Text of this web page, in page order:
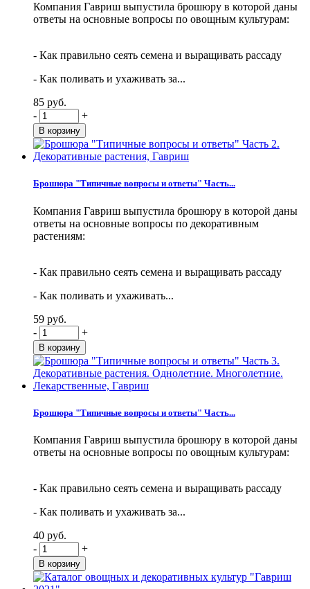
Компания Гавриш выпустила брошюру в которой даны
ответы на основные вопросы по овощным культурам:
- Как правильно сеять семена и выращивать рассаду
- Как поливать и ухаживать за...
85 руб.
-
+
Брошюра "Типичные вопросы и ответы" Часть...
Компания Гавриш выпустила брошюру в которой даны
ответы на основные вопросы по декоративным
растениям:
- Как правильно сеять семена и выращивать рассаду
- Как поливать и ухаживать...
59 руб.
-
+
Брошюра "Типичные вопросы и ответы" Часть...
Компания Гавриш выпустила брошюру в которой даны
ответы на основные вопросы по овощным культурам:
- Как правильно сеять семена и выращивать рассаду
- Как поливать и ухаживать за...
40 руб.
-
+